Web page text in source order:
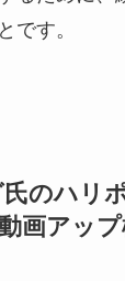
です。
のハリ
画アッ